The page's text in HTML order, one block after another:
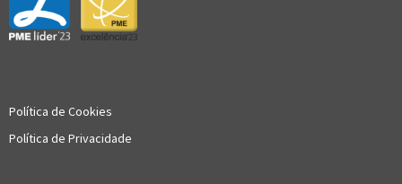
Política de Cookies
Política de Privacidade